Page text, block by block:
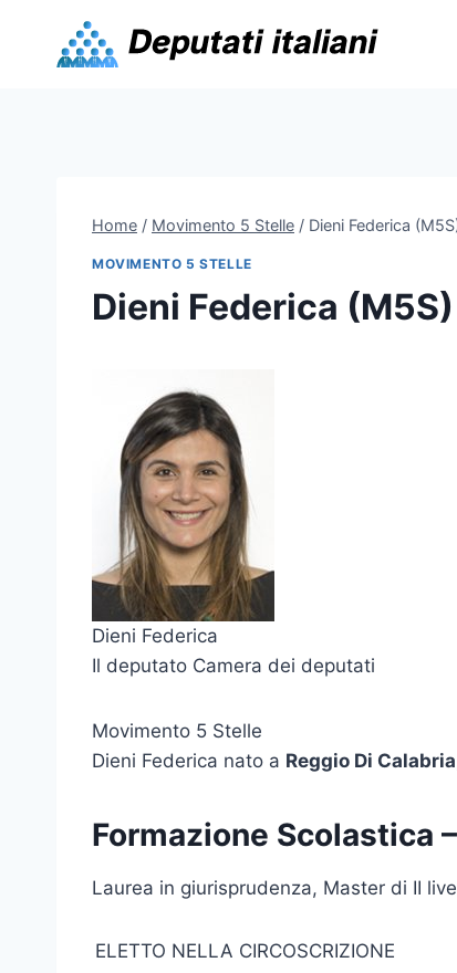
content
Home / Movimento 5 Stelle / Dieni Federica
MOVIMENTO 5 STELLE
Dieni Federica (M5S)
Dieni Federica
Il deputato Camera dei deputati
Movimento 5 Stelle
Dieni Federica nato a Reggio Di Calabria
Formazione Scolastica
Laurea in giurisprudenza, Master di II
ELETTO NELLA CIRCOSCRIZIONE